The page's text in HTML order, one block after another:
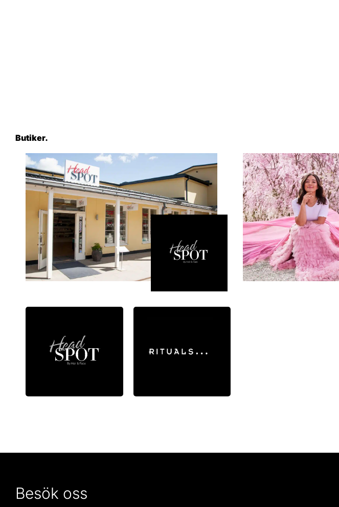
Butiker.
Besök oss